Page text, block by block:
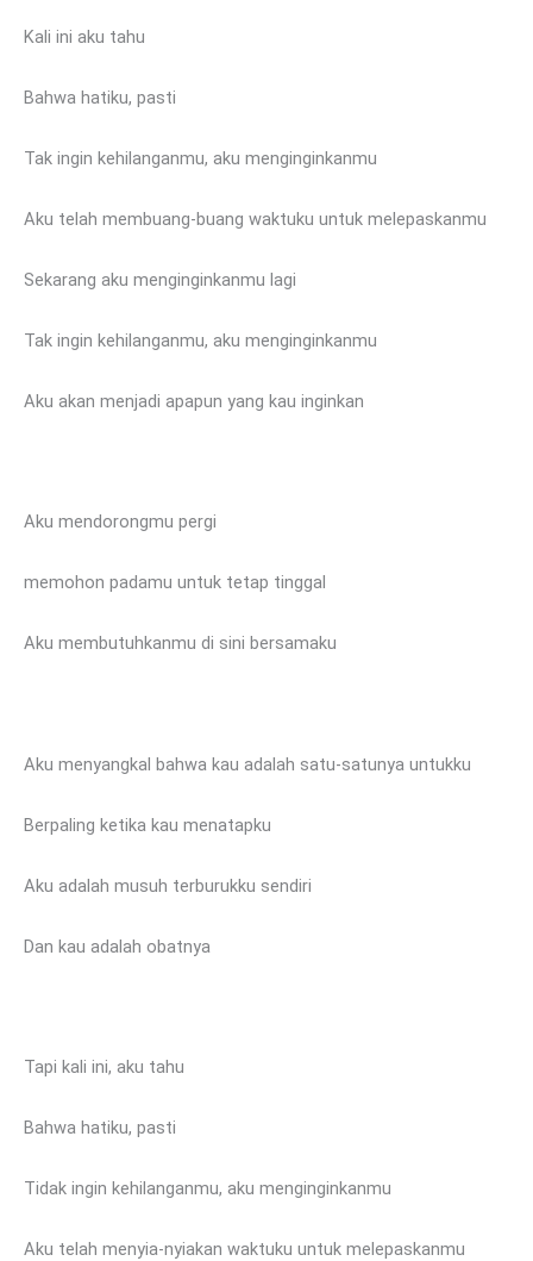
Kali ini aku tahu
Bahwa hatiku, pasti
Tak ingin kehilanganmu, aku menginginkanmu
Aku telah membuang-buang waktuku untuk melepaskanmu
Sekarang aku menginginkanmu lagi
Tak ingin kehilanganmu, aku menginginkanmu
Aku akan menjadi apapun yang kau inginkan
Aku mendorongmu pergi
memohon padamu untuk tetap tinggal
Aku membutuhkanmu di sini bersamaku
Aku menyangkal bahwa kau adalah satu-satunya untukku
Berpaling ketika kau menatapku
Aku adalah musuh terburukku sendiri
Dan kau adalah obatnya
Tapi kali ini, aku tahu
Bahwa hatiku, pasti
Tidak ingin kehilanganmu, aku menginginkanmu
Aku telah menyia-nyiakan waktuku untuk melepaskanmu